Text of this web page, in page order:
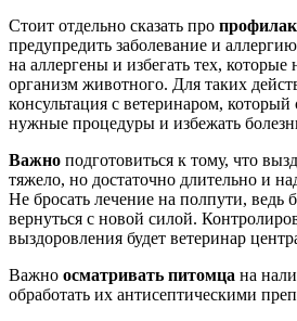
Стоит отдельно сказать про
предупредить заболевание и
на аллергены и избегать тех,
организм животного. Для таких
консультация с ветеринаром,
нужные процедуры и избежать
Важно подготовиться к тому, что
тяжело, но достаточно длительно и
Не бросать лечение на полпути, ведь
вернуться с новой силой.
выздоровления будет ветеринар
Важно осматривать питомца на
обработать их антисептическими